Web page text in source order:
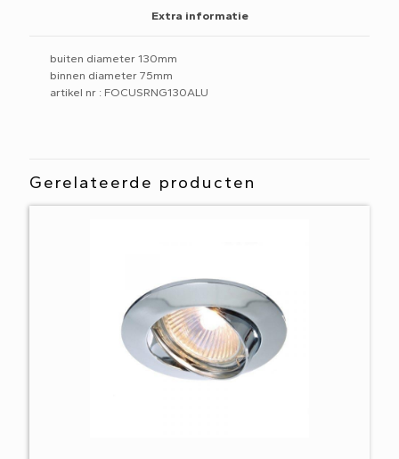
Extra informatie
buiten diameter 130mm
binnen diameter 75mm
artikel nr : FOCUSRNG130ALU
Gerelateerde producten